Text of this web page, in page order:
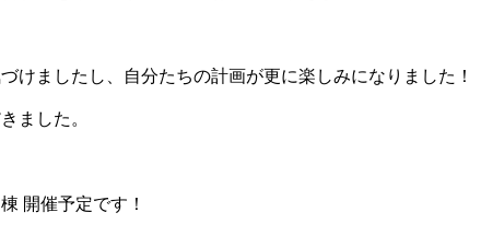
けましたし、自分たちの計画が更に楽しみになりました！
ました。
開催予定です！